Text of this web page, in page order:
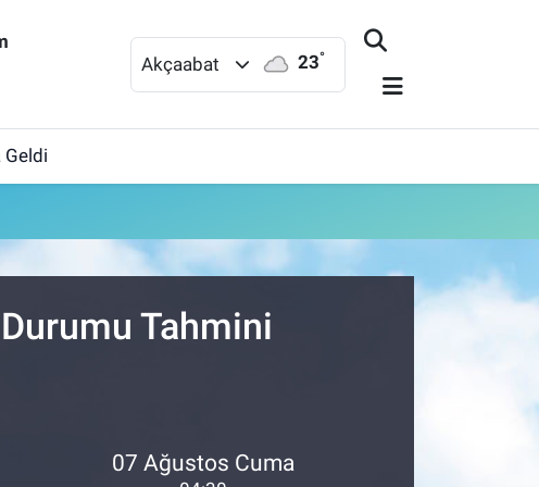
Akçaabat 23°
Geldi
Tahmini
07 Ağustos Cuma